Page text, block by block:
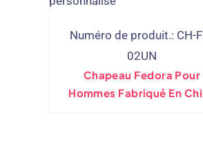
Numéro de produit.: CH-
02UN
Chapeau Fedora Pour
Hommes Fabriqué En